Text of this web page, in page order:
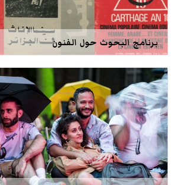
برنامج البحوث حول الفنون